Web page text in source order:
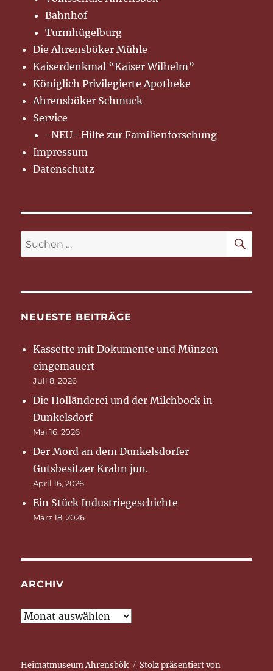
Bahnhof
Turmhügelburg
Die Ahrensböker Mühle
Kaiserdenkmal “Kaiser Wilhelm”
Königlich Privilegierte Apotheke
Ahrensböker Schmuck
Service
-NEU- Hilfe zur Familienforschung
Impressum
Datenschutz
Suchen
nach:
NEUESTE BEITRÄGE
Kassette mit Dokumente und Münzen
eingemauert
Juli 8, 2026
Die Holländerei und der Milchbock in
Dunkelsdorf
Mai 16, 2026
Der Mord an dem Dunkelsdorfer
Gutsbesitzer Krahn jun.
April 16, 2026
Ein Stück Industriegeschichte
März 18, 2026
ARCHIV
Archiv
Heimatmuseum Ahrensbök Stolz präsentiert von